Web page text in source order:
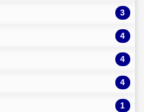
3
4
4
4
1